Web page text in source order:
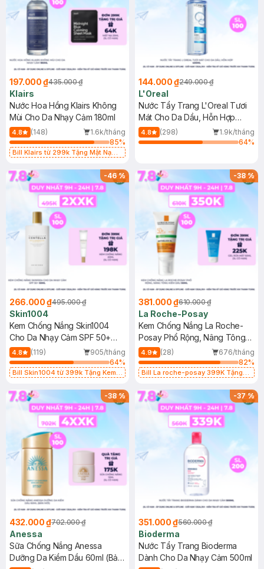
197.000 ₫435.000 ₫
Klairs
Nước Hoa Hồng Klairs Không
Mùi Cho Da Nhạy Cảm 180ml
4.8 (148)
1.6k/tháng
85%
Bill Klairs từ 299k Tặng Mặt Nạ
25ml (SL Có Hạn)
144.000 ₫249.000 ₫
L'Oreal
Nước Tẩy Trang L'Oreal Tươi
Mát Cho Da Dầu, Hỗn Hợp
400ml
4.8 (298)
1.9k/tháng
64%
-46%
266.000 ₫495.000 ₫
Skin1004
Kem Chống Nắng Skin1004
Cho Da Nhạy Cảm SPF 50+
50ml
4.8 (119)
905/tháng
64%
Bill Skin1004 từ 399k Tặng Kem
SPF 50+ 20ml (SL Có Hạn)
-38%
381.000 ₫610.000 ₫
La Roche-Posay
Kem Chống Nắng La Roche-
Posay Phổ Rộng, Nâng Tông
Kiềm Dầu 50ml
4.9 (28)
676/tháng
82%
Bill La roche-posay 399K Tặng
(SL có hạn)
-38%
432.000 ₫702.000 ₫
Anessa
Sữa Chống Nắng Anessa
Dưỡng Da Kiềm Dầu 60ml (Bản
-37%
351.000 ₫560.000 ₫
Bioderma
Nước Tẩy Trang Bioderma
Dành Cho Da Nhạy Cảm 500ml